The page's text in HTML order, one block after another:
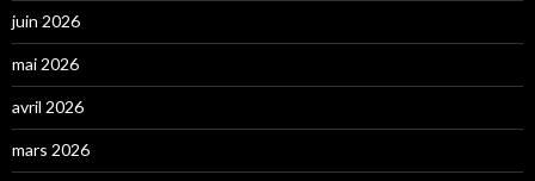
juin 2026
mai 2026
avril 2026
mars 2026